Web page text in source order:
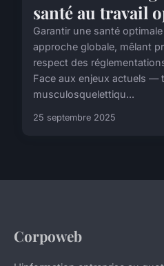
santé au travail
Garantir une santé
approche globale, mêlant
respect des
Face aux enjeux actuels —
musculosquelettiqu...
25 septembre 2025
Corpoweb